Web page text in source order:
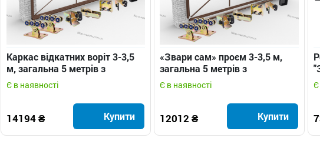
Каркас відкатних воріт 3-3,5
м, загальна 5 метрів з
квадратною противагою
Є в наявності
14194 ₴ Купити
«Звари сам» проєм 3-3,5 м,
загальна 5 метрів з
квадратним хвостовиком -
відкатні ворота
Є в наявності
12012 ₴ Купити